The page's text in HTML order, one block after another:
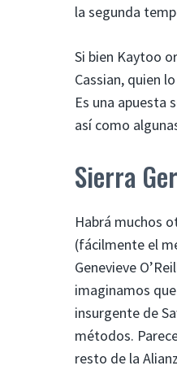
la segunda
Si bien Kaytoo
Cassian, quien
Es una apuesta
así como
Sierra
Habrá muchos
(fácilmente el
Genevieve
imaginamos
insurgente de
métodos.
resto de la